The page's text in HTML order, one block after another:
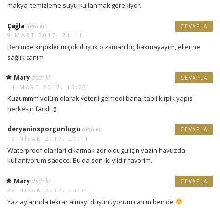
makyaj temizleme suyu kullanmak gerekiyor.
Çağla dedi ki:
9 MART 2017, 21:11
Benimde kirpiklerim çok düşük o zaman hiç bakmayayım, ellerine
sağlık canım
CEVAPLA
Mary dedi ki:
11 MART 2017, 13:23
Kuzummm volüm olarak yeterli gelmedi bana, tabii kirpik yapısı
herkesin farklı :))
CEVAPLA
deryaninsporgunlugu dedi ki:
19 NISAN 2017, 21:11
Waterproof olanlari çikarmak zor oldugu için yazin havuzda
kullaniyorum sadece. Bu da son iki yildir favorim.
CEVAPLA
Mary dedi ki:
28 NISAN 2017, 23:34
Yaz aylarında tekrar almayı düşünüyorum canım ben de
CEVAPLA